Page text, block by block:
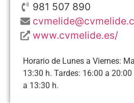
981 507 890
www.cvmelide.es/
Horario de Lunes a Viernes:
13:30 h. Tardes: 16:00 a
a 13:30 h.